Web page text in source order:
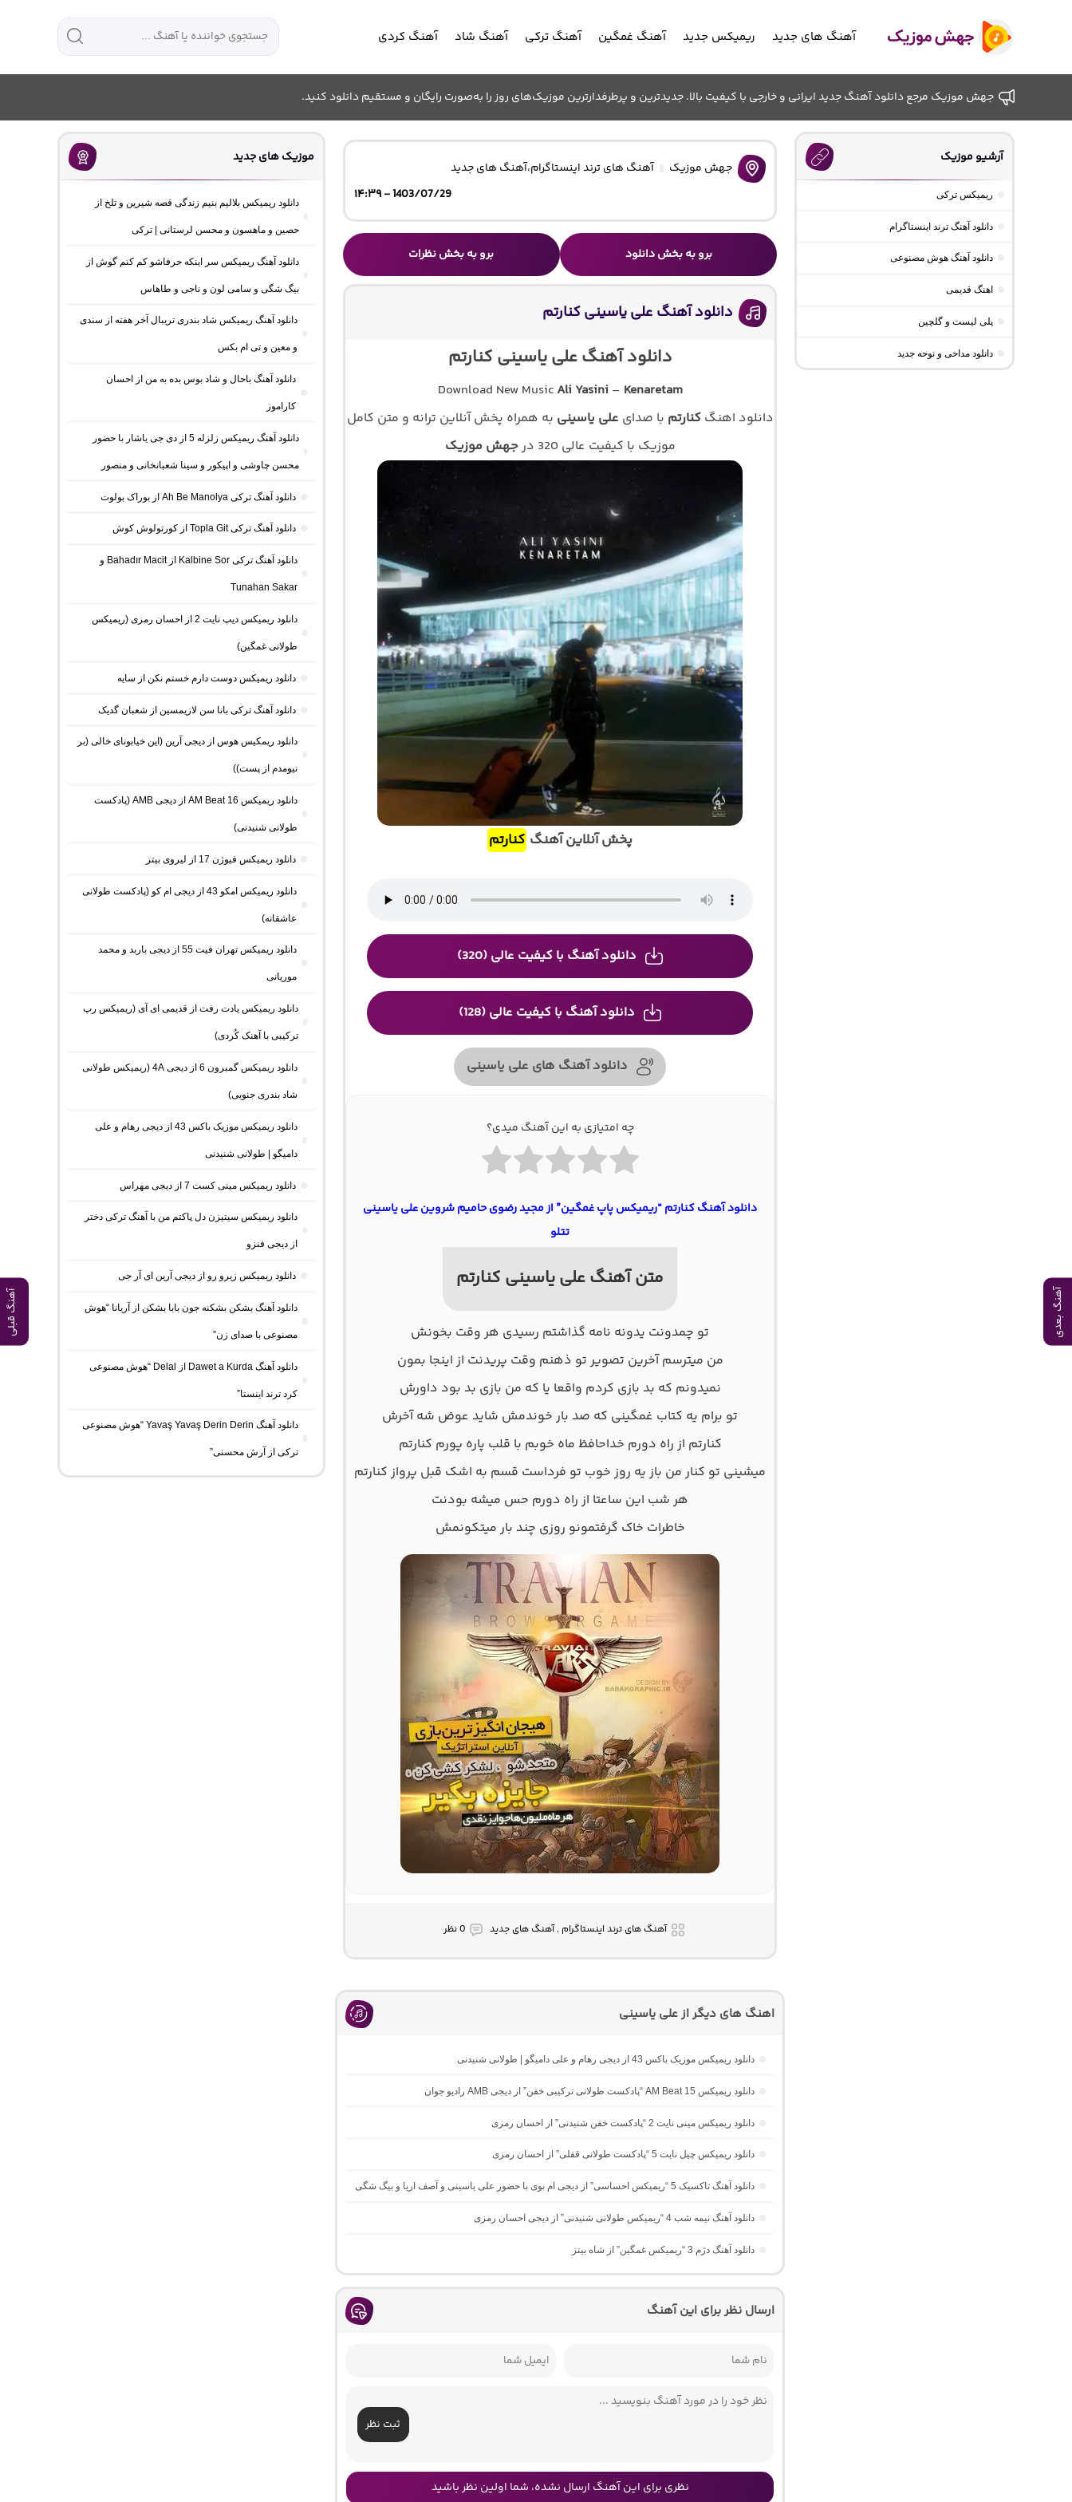
آهنگ بعدی آهنگ قبلی
آهنگ های جدید ریمیکس جدید آهنگ غمگین آهنگ ترکی آهنگ شاد آهنگ کردی
جهش موزیک مرجع دانلود آهنگ جدید ایرانی و خارجی با کیفیت بالا. جدیدترین و پرطرفدارترین موزیک‌های روز را به‌صورت رایگان و مستقیم دانلود کنید.
جهش موزیک آهنگ های ترند اینستاگرام،آهنگ های جدید
1403/07/29 - ۱۴:۳۹
برو به بخش دانلود برو به بخش نظرات
دانلود آهنگ علی یاسینی کنارتم
دانلود آهنگ علی یاسینی کنارتم
Download New Music Ali Yasini – Kenaretam
دانلود اهنگکنارتم با صدای علی یاسینی به همراه پخش آنلاین ترانه و متن کامل
موزیک با کیفیت عالی 320 در
جهش موزیک
پخش آنلاین آهنگ کنارتم
دانلود آهنگ با کیفیت عالی (320)
دانلود آهنگ با کیفیت عالی (128)
دانلود آهنگ های علی یاسینی
چه امتیازی به این آهنگ میدی؟
دانلود آهنگ کنارتم “ریمیکس پاپ غمگین” از مجید رضوی حامیم شروین علی یاسینی
تتلو
متن آهنگ علی یاسینی کنارتم
تو چمدونت یدونه نامه گذاشتم رسیدی هر وقت بخونش
من میترسم آخرین تصویر تو ذهنم وقت پریدنت از اینجا بمون
نمیدونم که بد بازی کردم واقعا یا که من بازی بد بود داورش
تو برام یه کتاب غمگینی که صد بار خوندمش شاید عوض شه آخرش
کنارتم از راه دورم خداحافظ ماه خوبم با قلب پاره پورم کنارتم
میشینی تو کنار من باز یه روز خوب تو فرداست قسم به اشک قبل پرواز کنارتم
هر شب این ساعتا از راه دورم حس میشه بودنت
خاطرات خاک گرفتمونو روزی چند بار میتکونمش
آهنگ های ترند اینستاگرام , آهنگ های جدید 0 نظر
اهنگ های دیگر از علی یاسینی
دانلود ریمیکس موزیک باکس 43 از دیجی رهام و علی دامیگو | طولانی شنیدنی
دانلود ریمیکس AM Beat 15 “پادکست طولانی ترکیبی خفن” از دیجی AMB رادیو جوان
دانلود ریمیکس مینی نایت 2 “پادکست خفن شنیدنی” از احسان رمزی
دانلود ریمیکس چیل نایت 5 “پادکست طولانی قفلی” از احسان رمزی
دانلود آهنگ تاکسیک 5 “ریمیکس احساسی” از دیجی ام بوی با حضور علی یاسینی و آصف اریا و بیگ شگی
دانلود آهنگ نیمه شب 4 “ریمیکس طولانی شنیدنی” از دیجی احسان رمزی
دانلود آهنگ دژم 3 “ریمیکس غمگین” از شاه بیتز
ارسال نظر برای این آهنگ
ثبت نظر
نظری برای این آهنگ ارسال نشده، شما اولین نظر باشید
آرشیو موزیک
ریمیکس ترکی
دانلود آهنگ ترند اینستاگرام
دانلود آهنگ هوش مصنوعی
اهنگ قدیمی
پلی لیست و گلچین
دانلود مداحی و نوحه جدید
موزیک های جدید
دانلود ریمیکس بلالیم بنیم زندگی قصه شیرین و تلخ از
حصین و ماهسون و محسن لرستانی | ترکی
دانلود آهنگ ریمیکس سر اینکه حرفاشو کم کنم گوش از
بیگ شگی و سامی لون و ناجی و طاهاس
دانلود آهنگ ریمیکس شاد بندری تریبال آخر هفته از سندی
و معین و تی ام بکس
دانلود آهنگ باحال و شاد بوس بده به من از احسان
کاراموز
دانلود آهنگ ریمیکس زلزله 5 از دی جی یاشار با حضور
محسن چاوشی و اپیکور و سینا شعبانخانی و منصور
دانلود آهنگ ترکی Ah Be Manolya از بوراک بولوت
دانلود آهنگ ترکی Topla Git از کورتولوش کوش
دانلود آهنگ ترکی Kalbine Sor از Bahadır Macit و
Tunahan Sakar
دانلود ریمیکس دیپ نایت 2 از احسان رمزی (ریمیکس
طولانی غمگین)
دانلود ریمیکس دوست دارم خستم نکن از سایه
دانلود آهنگ ترکی بانا سن لازیمسین از شعبان گدیک
دانلود ریمکیس هوس از دیجی آرین (این خیابونای خالی (بر
نیومدم از پست))
دانلود ریمیکس AM Beat 16 از دیجی AMB (پادکست
طولانی شنیدنی)
دانلود ریمیکس فیوژن 17 از لیروی بیتز
دانلود ریمیکس امکو 43 از دیجی ام کو (پادکست طولانی
عاشقانه)
دانلود ریمیکس تهران فیت 55 از دیجی باربد و محمد
موریانی
دانلود ریمیکس یادت رفت از قدیمی ای آی (ریمیکس رپ
ترکیبی با آهنک کُردی)
دانلود ریمیکس گمبرون 6 از دیجی 4A (ریمیکس طولانی
شاد بندری جنوبی)
دانلود ریمیکس موزیک باکس 43 از دیجی رهام و علی
دامیگو | طولانی شنیدنی
دانلود ریمیکس مینی کست 7 از دیجی مهراس
دانلود ریمیکس سیتیزن دل پاکتم من با آهنگ ترکی دختر
از دیجی فنزو
دانلود ریمیکس زیرو رو از دیجی آرین ای آر جی
دانلود آهنگ بشکن بشکنه جون بابا بشکن از آریانا “هوش
مصنوعی با صدای زن”
دانلود آهنگ Dawet a Kurda از Delal “هوش مصنوعی
کرد ترند اینستا”
دانلود آهنگ Yavaş Yavaş Derin Derin “هوش مصنوعی
ترکی از آرش محسنی”